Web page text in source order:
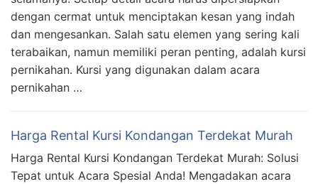
dengan cermat untuk menciptakan kesan yang indah
dan mengesankan. Salah satu elemen yang sering kali
terabaikan, namun memiliki peran penting, adalah kursi
pernikahan. Kursi yang digunakan dalam acara
pernikahan …
Harga Rental Kursi Kondangan Terdekat Murah
Harga Rental Kursi Kondangan Terdekat Murah: Solusi
Tepat untuk Acara Spesial Anda! Mengadakan acara